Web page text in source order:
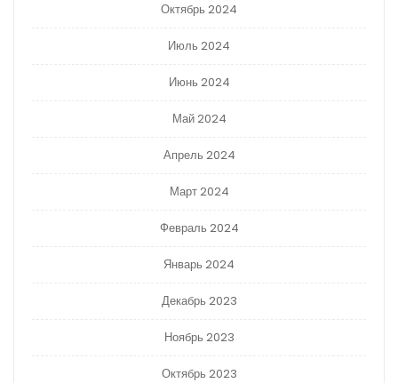
Октябрь 2024
Июль 2024
Июнь 2024
Май 2024
Апрель 2024
Март 2024
Февраль 2024
Январь 2024
Декабрь 2023
Ноябрь 2023
Октябрь 2023